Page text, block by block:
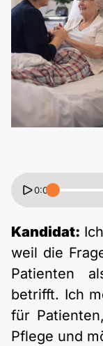
ÖSD
A2 ÖIF
B1 telc
B1 Goethe
B1 ÖIF
B1 Pflege
B2 telc
B2 Goethe
B2 Pflege
Mehr Tools
Online-
Schulen &
0:00
Kandidat:
weil die
Patienten
betrifft. Ich
für
Pflege und